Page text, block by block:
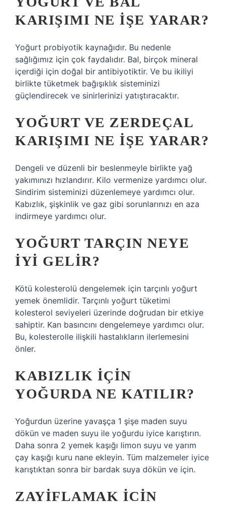
KARIŞIMI NE IŞE YARAR?
Yoğurt probiyotik kaynağıdır. Bu nedenle
sağlığımız için çok faydalıdır. Bal, birçok mineral
içerdiği için doğal bir antibiyotiktir. Ve bu ikiliyi
birlikte tüketmek bağışıklık sisteminizi
güçlendirecek ve sinirlerinizi yatıştıracaktır.
YOĞURT VE ZERDEÇAL
KARIŞIMI NE IŞE YARAR?
Dengeli ve düzenli bir beslenmeyle birlikte yağ
yakımınızı hızlandırır. Kilo vermenize yardımcı olur.
Sindirim sisteminizi düzenlemeye yardımcı olur.
Kabızlık, şişkinlik ve gaz gibi sorunlarınızı en aza
indirmeye yardımcı olur.
YOĞURT TARÇIN NEYE
IYI GELIR?
Kötü kolesterolü dengelemek için tarçınlı yoğurt
yemek önemlidir. Tarçınlı yoğurt tüketimi
kolesterol seviyeleri üzerinde doğrudan bir etkiye
sahiptir. Kan basıncını dengelemeye yardımcı olur.
Bu, kolesterolle ilişkili hastalıkların ilerlemesini
önler.
KABIZLIK IÇIN
YOĞURDA NE KATILIR?
Yoğurdun üzerine yavaşça 1 şişe maden suyu
dökün ve maden suyu ile yoğurdu iyice karıştırın.
Daha sonra 2 yemek kaşığı limon suyu ve yarım
çay kaşığı kuru nane ekleyin. Tüm malzemeler iyice
karıştıktan sonra bir bardak suya dökün ve için.
ZAYIFLAMAK ICIN